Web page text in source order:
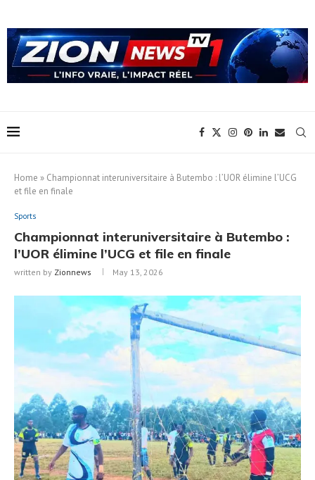
Home » Championnat interuniversitaire à Butembo : l’UOR élimine l’UCG
et file en finale
Sports
Championnat interuniversitaire à Butembo :
l’UOR élimine l’UCG et file en finale
written by Zionnews May 13, 2026